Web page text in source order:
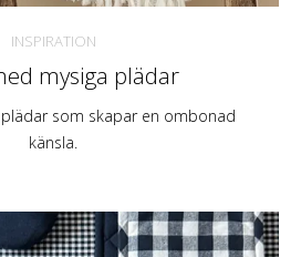
INSPIRATION
mysiga plädar
som skapar en ombonad
känsla.